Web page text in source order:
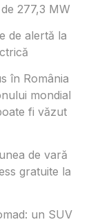
277,3 MW
de alertă la
în România
mondial
fi văzut
de vară
gratuite la
un SUV